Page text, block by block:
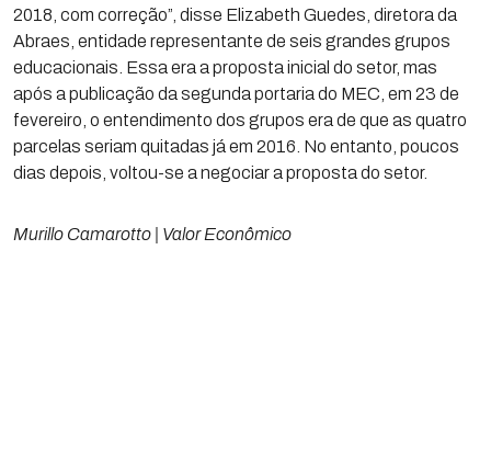
2018, com correção”, disse Elizabeth Guedes, diretora da
Abraes, entidade representante de seis grandes grupos
educacionais. Essa era a proposta inicial do setor, mas
após a publicação da segunda portaria do MEC, em 23 de
fevereiro, o entendimento dos grupos era de que as quatro
parcelas seriam quitadas já em 2016. No entanto, poucos
dias depois, voltou-se a negociar a proposta do setor.
Murillo Camarotto | Valor Econômico